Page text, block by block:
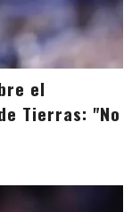
el
Tierras: "No